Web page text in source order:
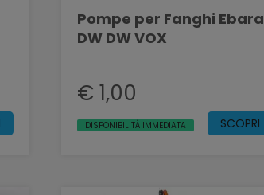
Pompe per Fanghi Ebara
DW DW VOX
€ 1,00
DISPONIBILITÀ IMMEDIATA SCOPRI